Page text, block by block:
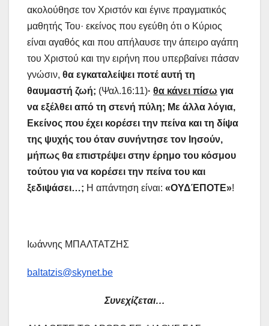
ακολούθησε τον Χριστόν και έγινε πραγματικός
μαθητής Του· εκείνος που εγεύθη ότι ο Κύριος
είναι αγαθός και που απήλαυσε την άπειρο αγάπη
του Χριστού και την ειρήνη που υπερβαίνει πάσαν
γνώσιν, θα εγκαταλείψει ποτέ αυτή τη
θαυμαστή ζωή; (Ψαλ.16:11)· θα κάνει πίσω για
να εξέλθει από τη στενή πύλη; Με άλλα λόγια,
Εκείνος που έχει κορέσει την πείνα και τη δίψα
της ψυχής του όταν συνήντησε τον Ιησούν,
μήπως θα επιστρέψει στην έρημο του κόσμου
τούτου για να κορέσει την πείνα του και
ξεδιψάσει…; Η απάντηση είναι: «ΟΥΔΈΠΟΤΕ»!
Ιωάννης ΜΠΑΛΤΑΤΖΗΣ
baltatzis@skynet.be
Συνεχίζεται…